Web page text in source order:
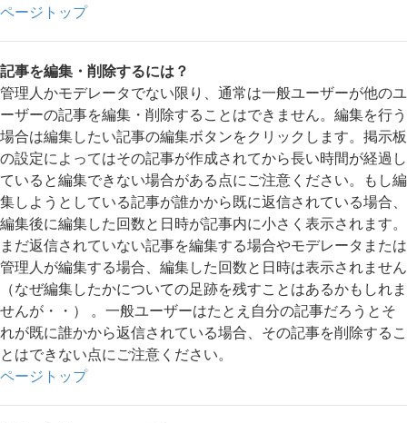
ページトップ
記事を編集・削除するには？
管理人かモデレータでない限り、通常は一般ユーザーが他のユ
ーザーの記事を編集・削除することはできません。編集を行う
場合は編集したい記事の編集ボタンをクリックします。掲示板
の設定によってはその記事が作成されてから長い時間が経過し
ていると編集できない場合がある点にご注意ください。もし編
集しようとしている記事が誰かから既に返信されている場合、
編集後に編集した回数と日時が記事内に小さく表示されます。
まだ返信されていない記事を編集する場合やモデレータまたは
管理人が編集する場合、編集した回数と日時は表示されません
（なぜ編集したかについての足跡を残すことはあるかもしれま
せんが・・） 。一般ユーザーはたとえ自分の記事だろうとそ
れが既に誰かから返信されている場合、その記事を削除するこ
とはできない点にご注意ください。
ページトップ